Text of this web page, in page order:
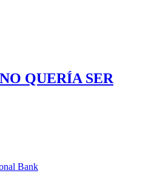
QUERÍA SER